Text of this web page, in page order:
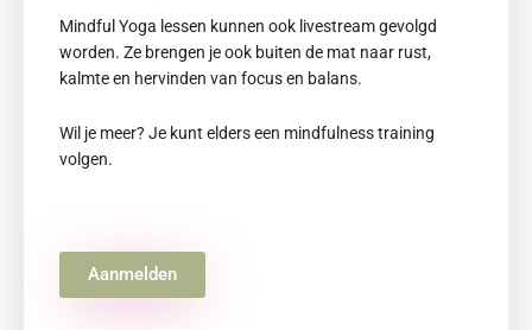
Mindful Yoga lessen kunnen ook livestream gevolgd
worden. Ze brengen je ook buiten de mat naar rust,
kalmte en hervinden van focus en balans.
Wil je meer? Je kunt elders een mindfulness training
volgen.
Aanmelden